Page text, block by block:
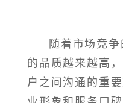
随着市场竞
的品质越来越高
户之间沟通的重